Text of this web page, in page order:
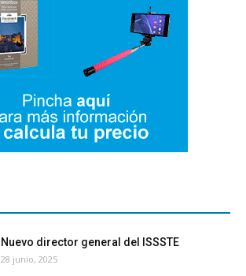
Nuevo director general del ISSSTE
28 junio, 2025